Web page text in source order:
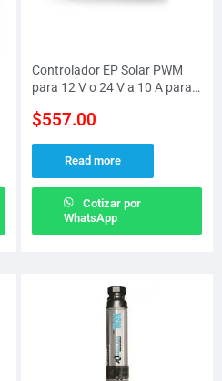
Controlador EP Solar PWM
para 12 V o 24 V a 10 A para
$557.00
Read more
Cotizar por
WhatsApp